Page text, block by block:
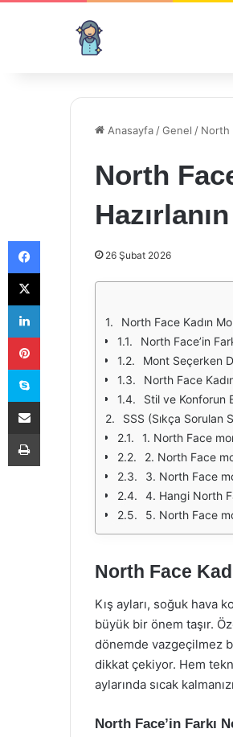
Anasayfa /Genel / North
North
Hazırlanın
26 Şubat 2026
North Face Kadın
North Face’in
Mont Seçerken
North Face
Stil ve Konforun
SSS (Sıkça Sorulan
1. North Face
2. North Face
3. North Face
4. Hangi North
5. North Face
North Face
Kış ayları, soğuk hava
büyük bir önem taşır.
dönemde vazgeçilmez
dikkat çekiyor. Hem
aylarında sıcak
North Face’in Farkı
Facebook
X
LinkedIn
Pinterest
Skype
E-Posta ile paylaş